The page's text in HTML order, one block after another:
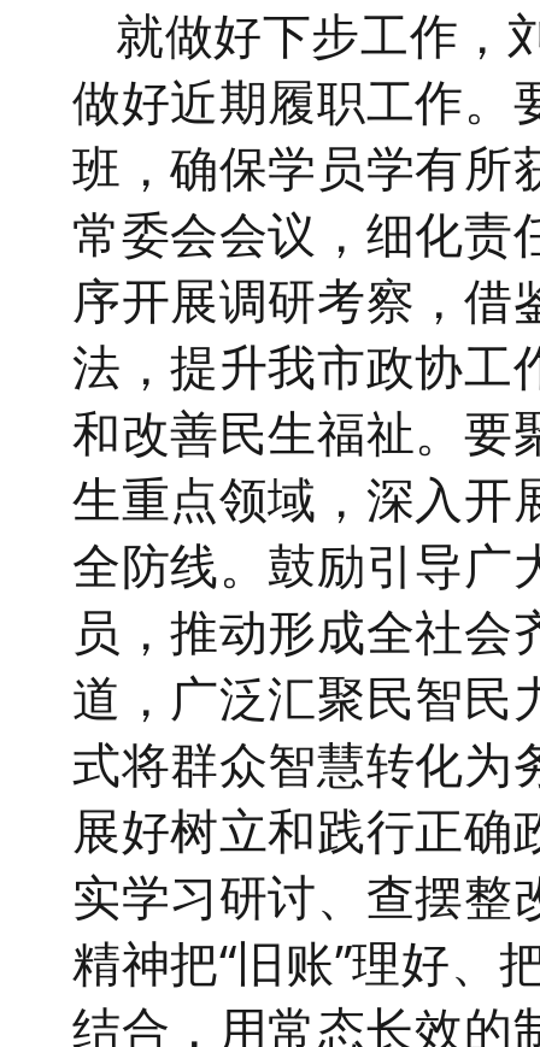
就做好下步工作，
做好近期履职工作。
班 ，确保学员学有
常委会会议 ，细化
序开展调研考察，借
法，提升我市政协工
和改善民生福祉。要
生重点领域，深入开
全防线。 鼓励引导广
员，推动形成全社
道，广泛汇聚民智民
式将群众智慧转化为
展好树立和践行正确
实学习研讨、查摆整
精神把“旧账”理好、
结合，用常态长效的